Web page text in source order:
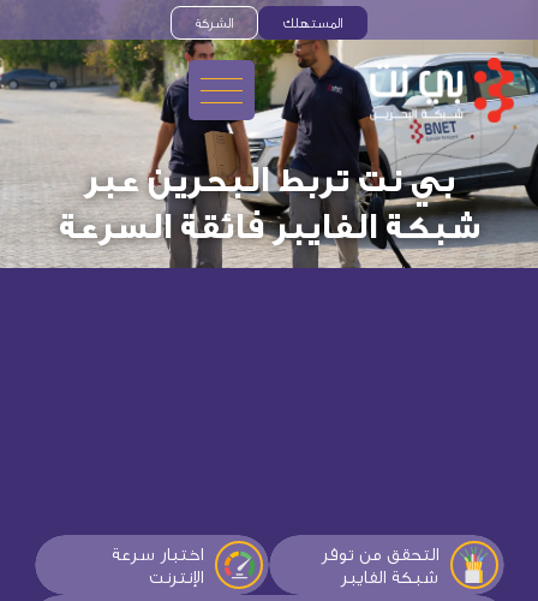
المستهلك الشركة
بينتتربطالبحرينعبر
شبكةالفايبرفائقة السرعة
التحقق من توفر
شبكة الفايبر
اختبار سرعة
الإنترنت